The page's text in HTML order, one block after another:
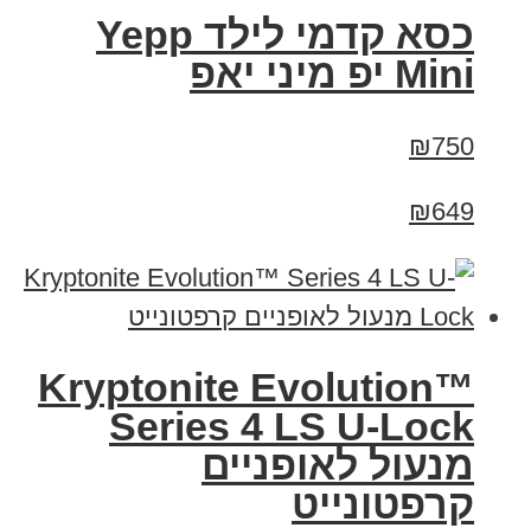
כסא קדמי לילד Yepp
Mini יפ מיני יאפ
₪750
₪649
Kryptonite Evolution™
Series 4 LS U-Lock
מנעול לאופניים
קרפטונייט